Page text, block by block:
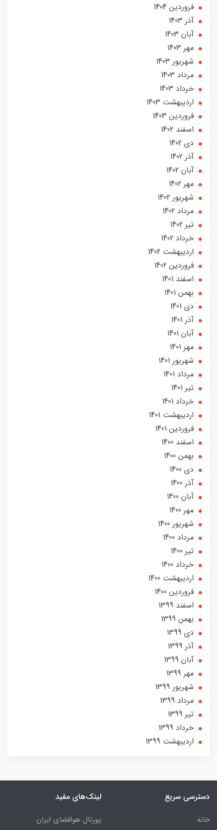
فروردین 1404
آذر 1403
آبان 1403
مهر 1403
شهریور 1403
مرداد 1403
خرداد 1403
ارديبهشت 1403
فروردین 1403
اسفند 1402
دی 1402
آذر 1402
آبان 1402
مهر 1402
شهریور 1402
مرداد 1402
تير 1402
خرداد 1402
ارديبهشت 1402
فروردین 1402
اسفند 1401
بهمن 1401
دی 1401
آذر 1401
آبان 1401
مهر 1401
شهریور 1401
مرداد 1401
تير 1401
خرداد 1401
ارديبهشت 1401
فروردین 1401
اسفند 1400
بهمن 1400
دی 1400
آذر 1400
آبان 1400
مهر 1400
شهریور 1400
مرداد 1400
تير 1400
خرداد 1400
ارديبهشت 1400
فروردین 1400
اسفند 1399
بهمن 1399
دی 1399
آذر 1399
آبان 1399
مهر 1399
شهریور 1399
مرداد 1399
تير 1399
خرداد 1399
ارديبهشت 1399
دسترسی سریع
خانه
لینک‌های مفید
پورتال هوافضای ایران